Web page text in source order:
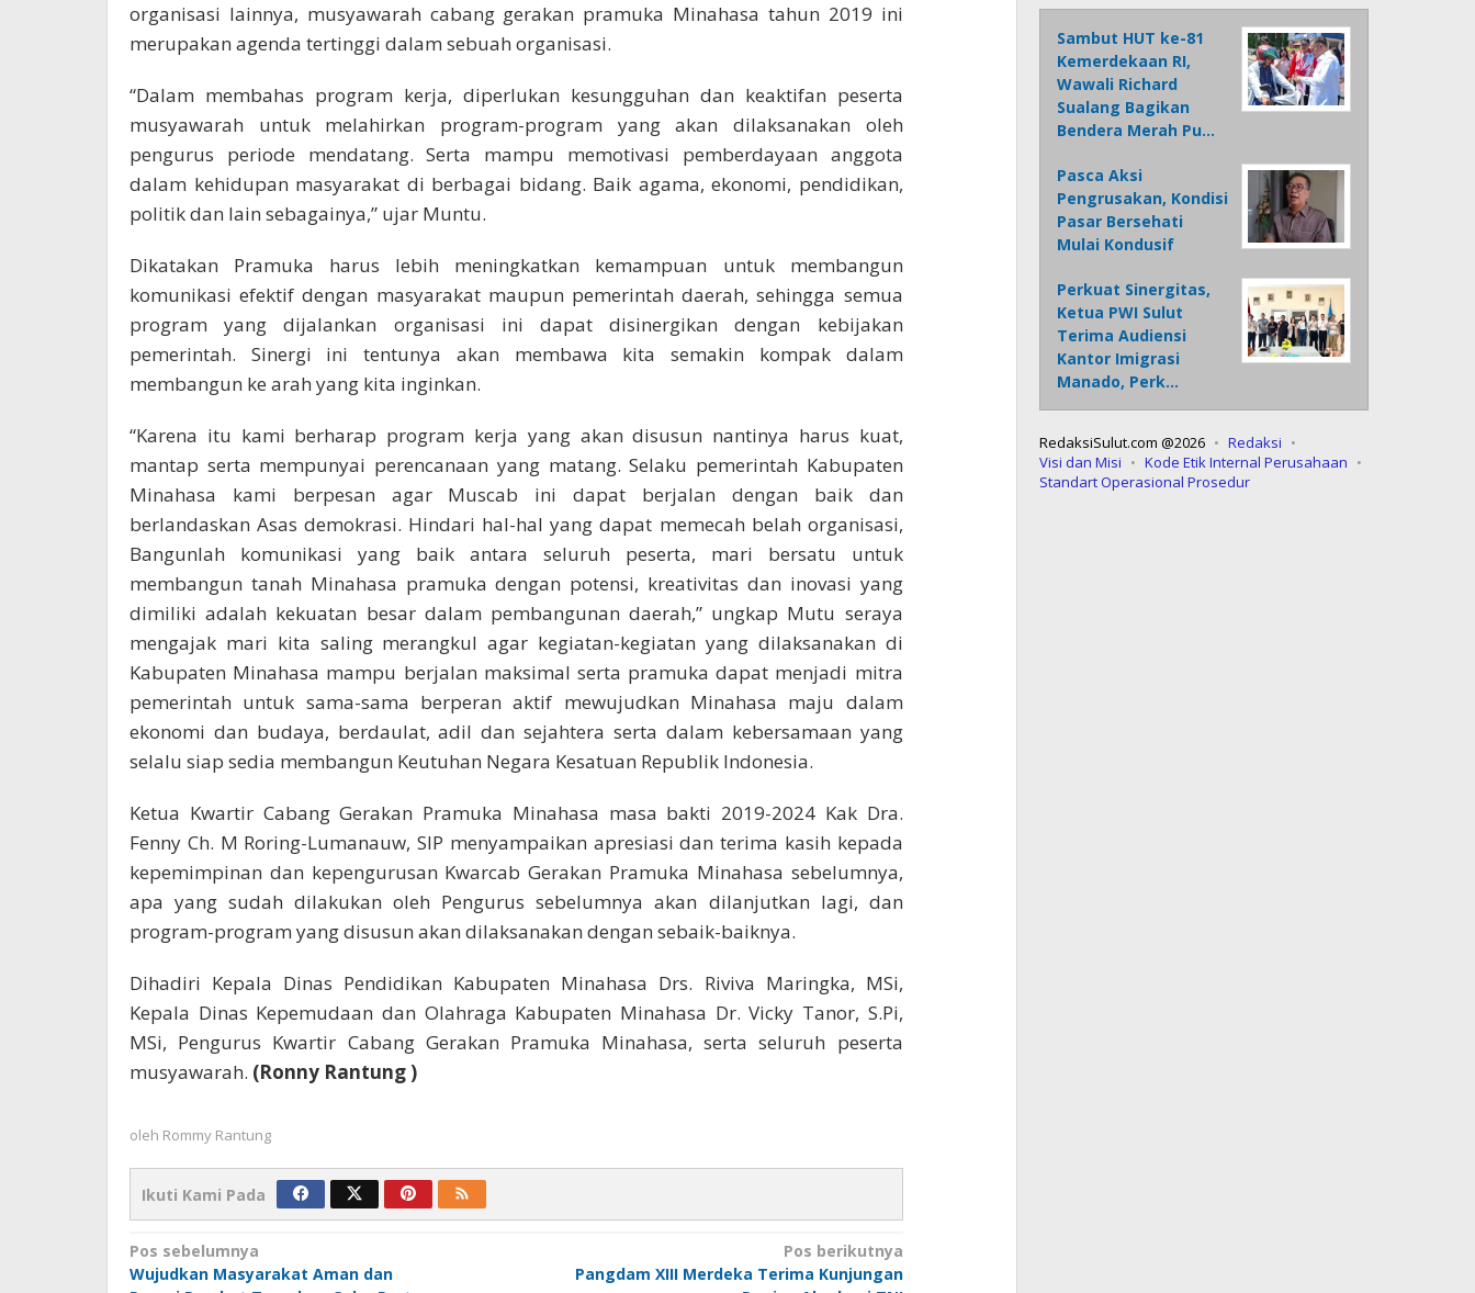
organisasi lainnya, musyawarah cabang gerakan pramuka Minahasa tahun 2019 ini
merupakan agenda tertinggi dalam sebuah organisasi.
“Dalam membahas program kerja, diperlukan kesungguhan dan keaktifan peserta
musyawarah untuk melahirkan program-program yang akan dilaksanakan oleh
pengurus periode mendatang. Serta mampu memotivasi pemberdayaan anggota
dalam kehidupan masyarakat di berbagai bidang. Baik agama, ekonomi, pendidikan,
politik dan lain sebagainya,” ujar Muntu.
Dikatakan Pramuka harus lebih meningkatkan kemampuan untuk membangun
komunikasi efektif dengan masyarakat maupun pemerintah daerah, sehingga semua
program yang dijalankan organisasi ini dapat disinergikan dengan kebijakan
pemerintah. Sinergi ini tentunya akan membawa kita semakin kompak dalam
membangun ke arah yang kita inginkan.
“Karena itu kami berharap program kerja yang akan disusun nantinya harus kuat,
mantap serta mempunyai perencanaan yang matang. Selaku pemerintah Kabupaten
Minahasa kami berpesan agar Muscab ini dapat berjalan dengan baik dan
berlandaskan Asas demokrasi. Hindari hal-hal yang dapat memecah belah organisasi,
Bangunlah komunikasi yang baik antara seluruh peserta, mari bersatu untuk
membangun tanah Minahasa pramuka dengan potensi, kreativitas dan inovasi yang
dimiliki adalah kekuatan besar dalam pembangunan daerah,” ungkap Mutu seraya
mengajak mari kita saling merangkul agar kegiatan-kegiatan yang dilaksanakan di
Kabupaten Minahasa mampu berjalan maksimal serta pramuka dapat menjadi mitra
pemerintah untuk sama-sama berperan aktif mewujudkan Minahasa maju dalam
ekonomi dan budaya, berdaulat, adil dan sejahtera serta dalam kebersamaan yang
selalu siap sedia membangun Keutuhan Negara Kesatuan Republik Indonesia.
Ketua Kwartir Cabang Gerakan Pramuka Minahasa masa bakti 2019-2024 Kak Dra.
Fenny Ch. M Roring-Lumanauw, SIP menyampaikan apresiasi dan terima kasih kepada
kepemimpinan dan kepengurusan Kwarcab Gerakan Pramuka Minahasa sebelumnya,
apa yang sudah dilakukan oleh Pengurus sebelumnya akan dilanjutkan lagi, dan
program-program yang disusun akan dilaksanakan dengan sebaik-baiknya.
Dihadiri Kepala Dinas Pendidikan Kabupaten Minahasa Drs. Riviva Maringka, MSi,
Kepala Dinas Kepemudaan dan Olahraga Kabupaten Minahasa Dr. Vicky Tanor, S.Pi,
MSi, Pengurus Kwartir Cabang Gerakan Pramuka Minahasa, serta seluruh peserta
musyawarah. (Ronny Rantung )
oleh Rommy Rantung
Ikuti Kami Pada
Navigasi
Pos sebelumnya
Wujudkan Masyarakat Aman dan
Pos berikutnya
Pangdam XIII Merdeka Terima Kunjungan
Sambut HUT ke-81
Kemerdekaan RI,
Wawali Richard
Sualang Bagikan
Bendera Merah Pu…
Pasca Aksi
Pengrusakan, Kondisi
Pasar Bersehati
Mulai Kondusif
Perkuat Sinergitas,
Ketua PWI Sulut
Terima Audiensi
Kantor Imigrasi
Manado, Perk…
RedaksiSulut.com @2026
Redaksi
Visi dan Misi
Kode Etik Internal Perusahaan
Standart Operasional Prosedur